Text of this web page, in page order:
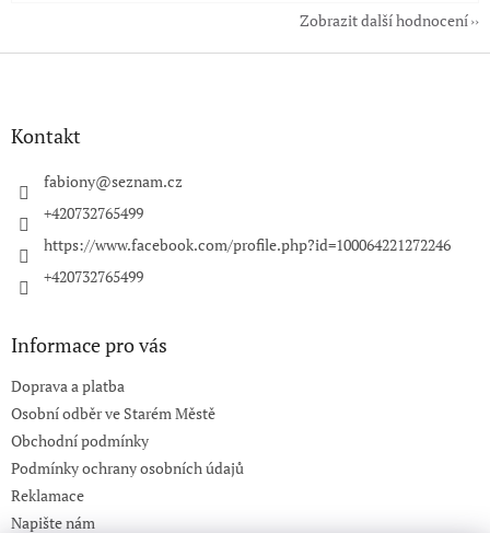
Zobrazit další hodnocení
Z
Kontakt
fabiony@seznam.cz
+420732765499
https://www.facebook.com/profile.php?id=100064221272246
+420732765499
Informace pro vás
Doprava a platba
Osobní odběr ve Starém Městě
Obchodní podmínky
Podmínky ochrany osobních údajů
Reklamace
Napište nám